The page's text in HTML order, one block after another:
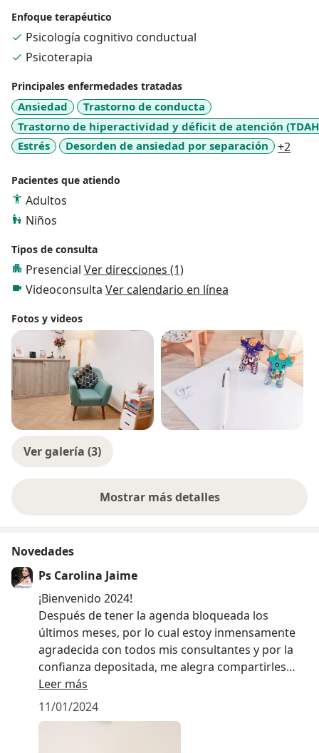
creé una comunidad en instagram donde promuevo el
cultivar semillas de educación emocional, así como
disciplina consciente desde la infancia hasta la adultez.
Cuento con experiencia en el ámbito de la psicología
clínica atendiendo a población infanto-juvenil, adultos
y familias. Así como, programas de capacitación tanto
para familias como empresas, colaborando con
Enfoque terapéutico
Psicología cognitivo conductual
Psicoterapia
Principales enfermedades tratadas
Ansiedad
Trastorno de conducta
Trastorno de hiperactividad y déficit de atención
Estrés
Desorden de ansiedad por separación +2
Pacientes que atiendo
Adultos
Niños
Tipos de consulta
Presencial Ver direcciones (1)
Videoconsulta Ver calendario en línea
Fotos y videos
Ver galería (3)
Mostrar más detalles
sobre la experiencia
Novedades
Ps Carolina Jaime
¡Bienvenido 2024!
Después de tener la agenda bloqueada los
últimos meses, por lo cual estoy inmensamente
agradecida con todos mis consultantes y por la
confianza depositada, me alegra compartirles
que en esta temporada de verano 2024 se han
aperturado algunos espacios online para
orientación psicológico, orientación familiar y
Leer más
11/01/2024